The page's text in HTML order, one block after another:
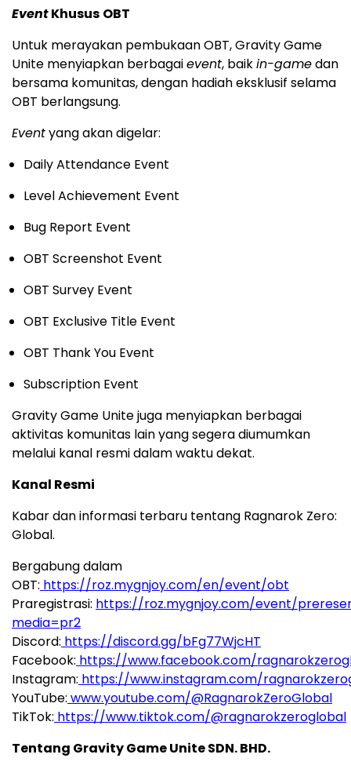
EventKhusus OBT
Untuk merayakan pembukaan OBT, Gravity Game
Unite menyiapkan berbagaievent, baikin-gamedan
bersama komunitas, dengan hadiah eksklusif selama
OBT berlangsung.
Eventyang akan digelar:
Daily Attendance Event
Level Achievement Event
Bug Report Event
OBT Screenshot Event
OBT Survey Event
OBT Exclusive Title Event
OBT Thank You Event
Subscription Event
Gravity Game Unite juga menyiapkan berbagai
aktivitas komunitas lain yang segera diumumkan
melalui kanal resmi dalam waktu dekat.
Kanal Resmi
Kabar dan informasi terbaru tentang Ragnarok Zero:
Global.
Bergabung dalam
OBT: https://roz.mygnjoy.com/en/event/obt
Praregistrasi: https://roz.mygnjoy.com/event/
media=pr2
Discord: https://discord.gg/bFg77WjcHT
Facebook: https://www.facebook.com/
Instagram: https://www.instagram.com/
YouTube: www.youtube.com/@RagnarokZeroGlobal
TikTok: https://www.tiktok.com/@ragnarokzeroglobal
Tentang Gravity Game Unite SDN. BHD.